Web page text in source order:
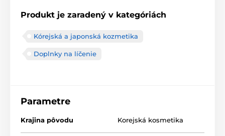
Produkt je zaradený v kategóriách
Kórejská a japonská kozmetika
Doplnky na líčenie
Parametre
Krajina pôvodu Korejská kosmetika